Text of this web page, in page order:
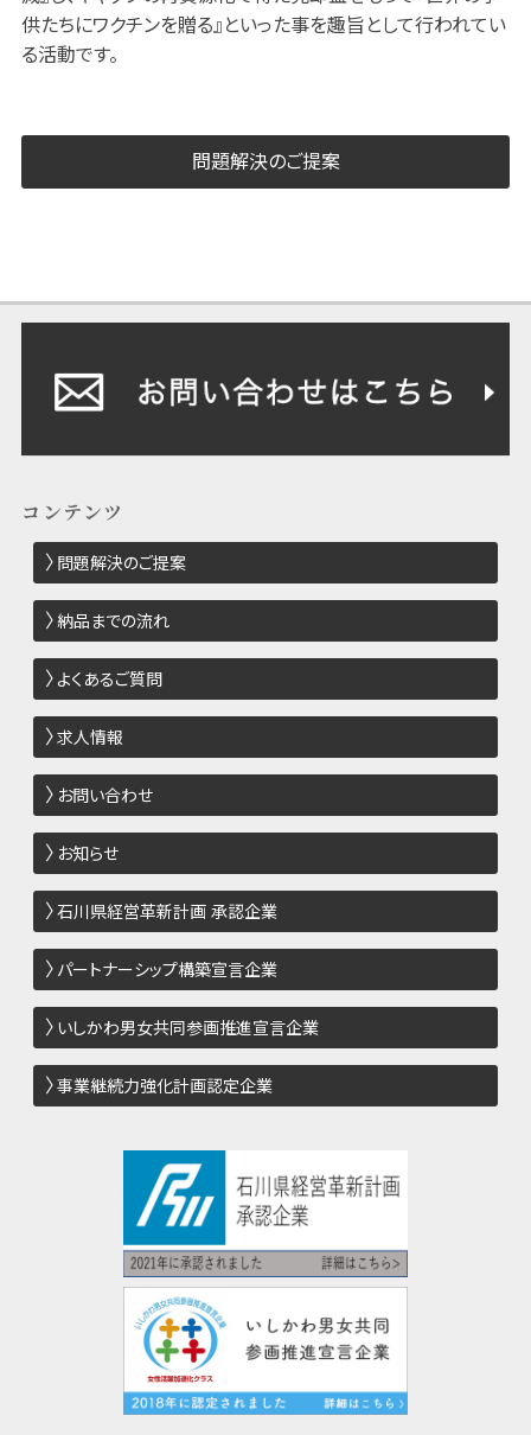
供たちにワクチンを贈る』といった事を趣旨として行われてい
る活動です。
問題解決のご提案
コンテンツ
問題解決のご提案
納品までの流れ
よくあるご質問
求人情報
お問い合わせ
お知らせ
石川県経営革新計画 承認企業
パートナーシップ構築宣言企業
いしかわ男女共同参画推進宣言企業
事業継続力強化計画認定企業